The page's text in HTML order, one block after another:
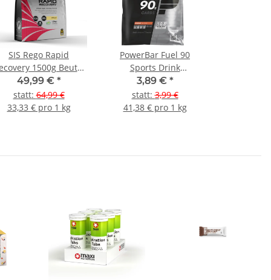
SIS Rego Rapid
1500g Beutel
Vanille
49,99 € *
statt:64,99 €
33,33 € pro 1 kg
PowerBar Fuel 90
Sports Drink
Portionsbeutel Orange
3,89 € *
statt:3,99 €
41,38 € pro 1 kg